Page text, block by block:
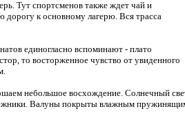
Тут спортсменов также ждет чай и
дорогу к основному лагерю. Вся трасса
единогласно вспоминают - плато
то восторженное чувство от увиденного
небольшое восхождение. Солнечный
Валуны покрыты влажным